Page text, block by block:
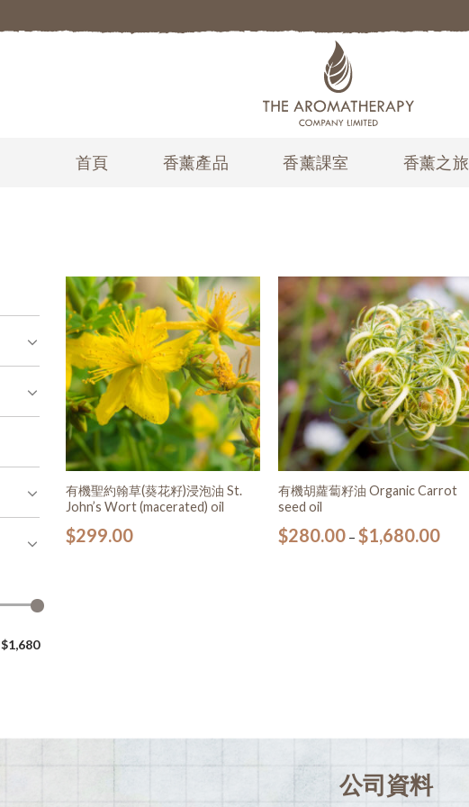
首頁 香薰產品 香薰課室 香薰之旅
$1,680
加入
願望
清單
有機聖約翰草(葵花籽)浸泡油 St.
John’s Wort (macerated) oil
$299.00
加入
願望
清單
有機胡蘿蔔籽油 Organic Carrot
seed oil
$280.00– $1,680.00
公司資料